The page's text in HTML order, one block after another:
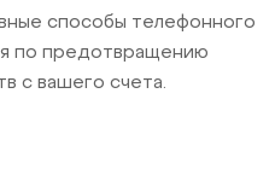
способы телефонного
по предотвращению
с вашего счета.